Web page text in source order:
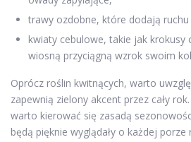
trawy ozdobne, które dodają
kwiaty cebulowe, takie jak krokusy
wiosną przyciągną wzrok swoim
Oprócz roślin kwitnących, warto
zapewnią zielony akcent przez cały
warto kierować się zasadą
będą pięknie wyglądały o każdej porze